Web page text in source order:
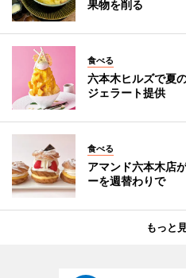
果物を削る
食べる
六本木ヒルズで夏
ジェラート提供
食べる
アマンド六本木店
ーを週替わりで
もっと